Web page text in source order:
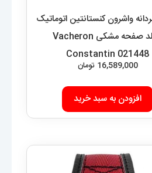
واشرون کنستانتین اتوماتیک
رزگلد صفحه مشکی Vacheron
Constantin 021448
16,589,000 تومان
افزودن به سبد خرید